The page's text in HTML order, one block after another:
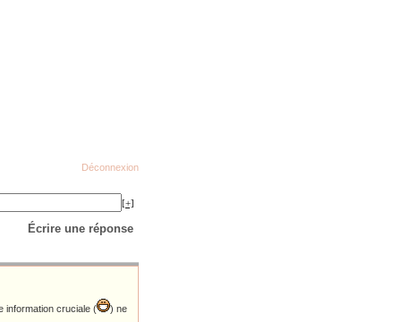
Déconnexion
[+]
Écrire une réponse
information cruciale (
) ne